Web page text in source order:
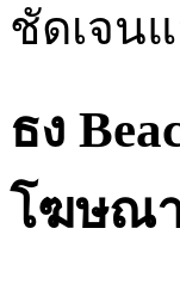
ชัดเจน
ธง
โฆษณ